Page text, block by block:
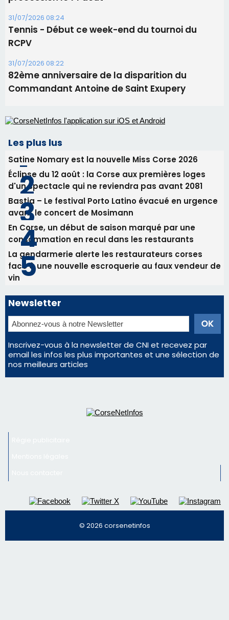
Les plus lus
Satine Nomary est la nouvelle Miss Corse 2026
Éclipse du 12 août : la Corse aux premières loges
d'un spectacle qui ne reviendra pas avant 2081
avant le concert de Mosimann
consommation en recul dans les restaurants
La gendarmerie alerte les restaurateurs corses
face à une nouvelle escroquerie au faux vendeur de
vin
Newsletter
Inscrivez-vous à la newsletter de CNI et recevez par
email les infos les plus importantes et une sélection de
nos meilleurs articles
Régie publicitaire
Mentions légales
Nous contacter